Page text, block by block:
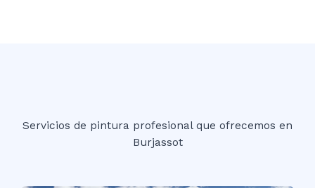
Servicios de pintura profesional que ofrecemos en
Burjassot